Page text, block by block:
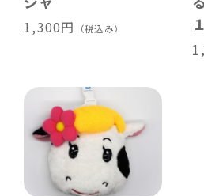
1,300円 （税込み）